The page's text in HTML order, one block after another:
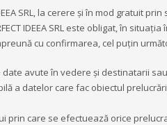
SRL, la cerere și în mod gratuit
IDEEA SRL este obligat, în
cu confirmarea, cel puțin
avute în vedere și destinatarii
a datelor care fac obiectul
care se efectuează orice